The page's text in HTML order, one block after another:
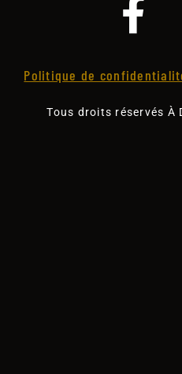
Politique de
Tous droits réservés À